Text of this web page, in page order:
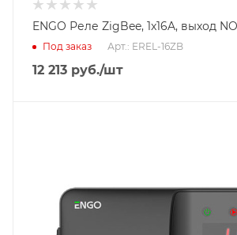
ENGO Реле ZigBee, 1x16A, выход
Под заказ Арт.: EREL-16ZB
12 213 руб./шт